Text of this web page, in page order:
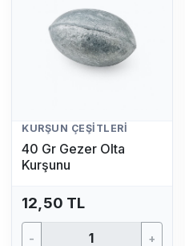
KURŞUN ÇEŞITLERI
40 Gr Gezer Olta
Kurşunu
12,50 TL
- +